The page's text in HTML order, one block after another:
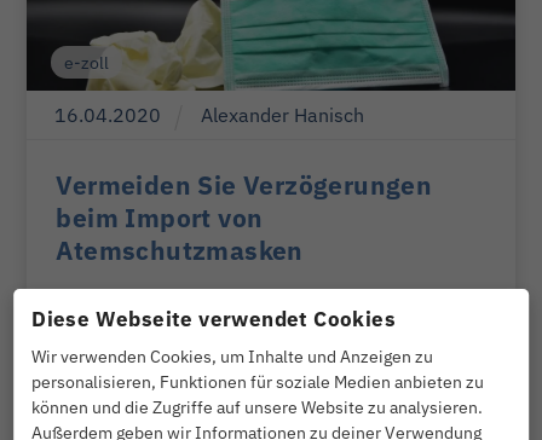
e-zoll
16.04.2020 Alexander Hanisch
Vermeiden Sie Verzögerungen
beim Import von
Atemschutzmasken
Da es in letzter Zeit vermehrt zu Verzögerungen
beim Zoll bezüglich des Imports von
Atemschutzmasken gekommen ist, bittet das
Zollamt um eine
Diese Webseite verwendet Cookies
Wir verwenden Cookies, um Inhalte und Anzeigen zu
personalisieren, Funktionen für soziale Medien anbieten zu
können und die Zugriffe auf unsere Website zu analysieren.
Außerdem geben wir Informationen zu deiner Verwendung